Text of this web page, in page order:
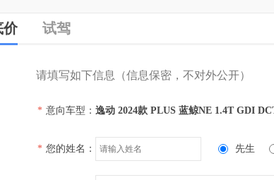
每缸气门数(个) 4
价 试驾
请填写如下信息（信息保密，不对外公开）
* 意向车型： 逸动 2024款 PLUS 蓝鲸NE 1.4T GDI
* 您的姓名： 先生